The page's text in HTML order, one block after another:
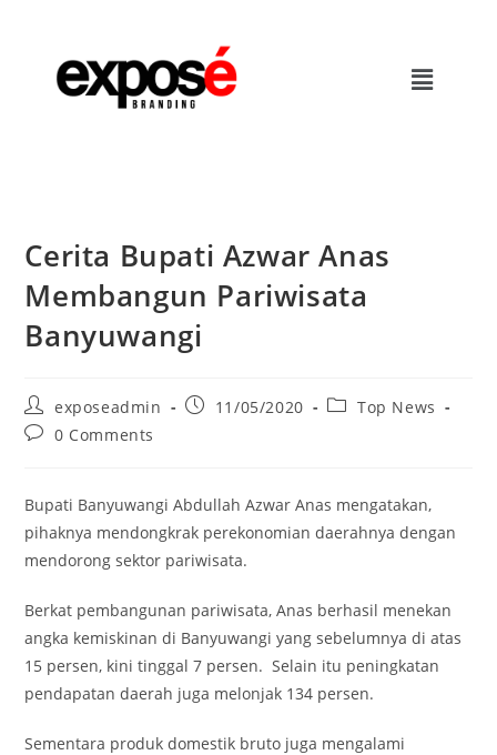
Cerita Bupati Azwar Anas
Membangun Pariwisata
Banyuwangi
exposeadmin 11/05/2020
Top News
0 Comments
Bupati Banyuwangi Abdullah Azwar Anas mengatakan,
pihaknya mendongkrak perekonomian daerahnya dengan
mendorong sektor pariwisata.
Berkat pembangunan pariwisata, Anas berhasil menekan
angka kemiskinan di Banyuwangi yang sebelumnya di atas
15 persen, kini tinggal 7 persen. Selain itu peningkatan
pendapatan daerah juga melonjak 134 persen.
Sementara produk domestik bruto juga mengalami